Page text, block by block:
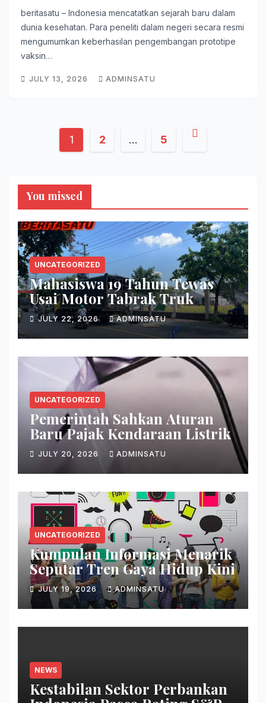
beritasatu – Indonesia mencatatkan sejarah baru dalam
dunia kesehatan. Para peneliti dalam negeri secara resmi
mengumumkan keberhasilan pengembangan prototipe
vaksin…
JULY 13, 2026 ADMINSATU
Posts
1 2 … 5
You missed
UNCATEGORIZED
Mahasiswa 19 Tahun Tewas
Usai Motor Tabrak Truk
JULY 22, 2026 ADMINSATU
UNCATEGORIZED
Pemerintah Sahkan Aturan
Baru Pajak Kendaraan Listrik
JULY 20, 2026 ADMINSATU
UNCATEGORIZED
Kumpulan Informasi Menarik
Seputar Tren Gaya Hidup Kini
JULY 19, 2026 ADMINSATU
NEWS
Kestabilan Sektor Perbankan